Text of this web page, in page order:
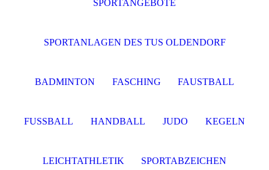
SPORTANGEBOTE
SPORTANLAGEN DES TUS OLDENDORF
BADMINTON FASCHING FAUSTBALL
FUSSBALL HANDBALL JUDO KEGELN
LEICHTATHLETIK SPORTABZEICHEN